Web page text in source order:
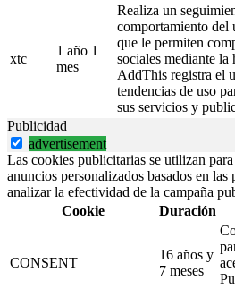
xtc
1 año 1
mes
Realiza un
comportamiento del
que le permiten
sociales mediante
AddThis registra el
tendencias de uso
sus servicios y
Publicidad
advertisement
Las cookies publicitarias se utilizan
anuncios personalizados basados en
analizar la efectividad de la campaña
Cookie
Duración
CONSENT
16 años y
7 meses